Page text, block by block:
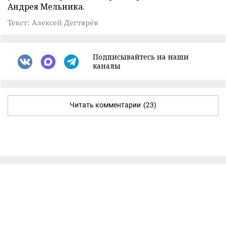
Андрея Мельника.
Текст: Алексей Дегтярёв
Подписывайтесь на наши
каналы
Читать комментарии (23)